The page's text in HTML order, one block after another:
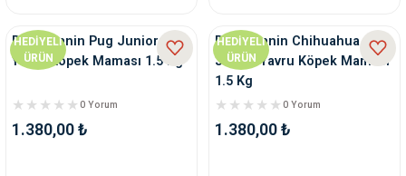
HEDİYELİ
ÜRÜN
Royal Canin Pug Junior
Yavru Köpek Maması 1.5 Kg
0 Yorum
1.380,00 ₺
HEDİYELİ
ÜRÜN
Royal Canin Chihuahua
Junior Yavru Köpek Maması
1.5 Kg
0 Yorum
1.380,00 ₺